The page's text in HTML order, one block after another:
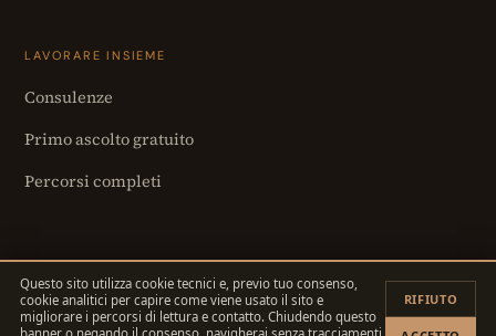
LAVORARE INSIEME
Consulenze
Primo ascolto gratuito
Percorsi completi
© 2026 Tommaso Scicchitano · P.IVA 03976130785
Privacy·Cookie
Questo sito utilizza cookie tecnici e, previo tuo consenso,
cookie analitici per capire come viene usato il sito e
migliorare i percorsi di lettura e contatto. Chiudendo questo
RIFIUTO